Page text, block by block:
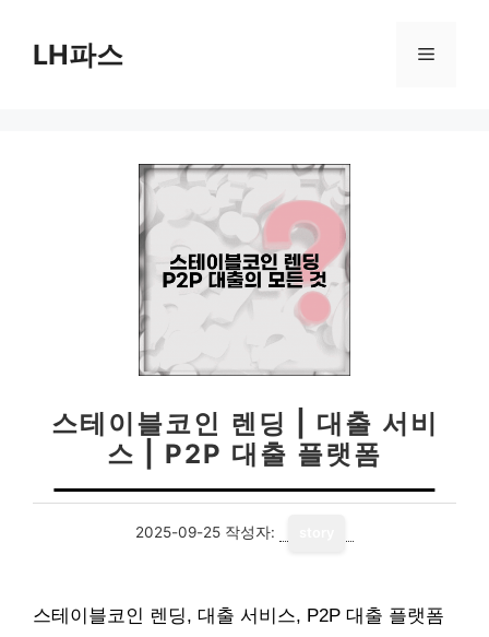
LH파스 메
스테이블코인 렌딩 | 대출 서비
스 | P2P 대출 플랫폼
2025-09-25 작성자:
스테이블코인 렌딩, 대출 서비스, P2P 대출 플랫폼